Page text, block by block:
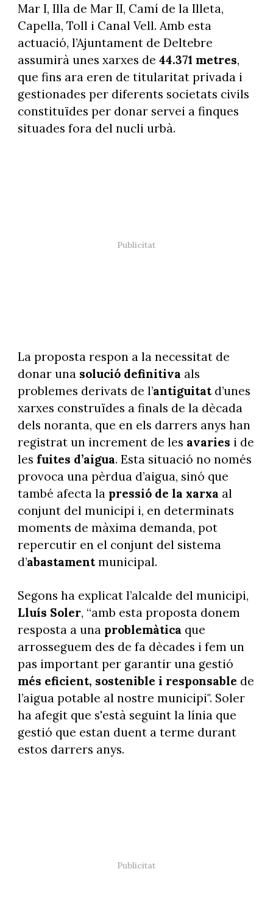
Mar I, Illa de Mar II, Camí de la Illeta,
Capella, Toll i Canal Vell. Amb esta
actuació, l’Ajuntament de Deltebre
assumirà unes xarxes de 44.371 metres,
que fins ara eren de titularitat privada i
gestionades per diferents societats civils
constituïdes per donar servei a finques
situades fora del nucli urbà.
La proposta respon a la necessitat de
donar una solució definitiva als
problemes derivats de l’antiguitat d’unes
xarxes construïdes a finals de la dècada
dels noranta, que en els darrers anys han
registrat un increment de les avaries i de
les fuites d’aigua. Esta situació no només
provoca una pèrdua d’aigua, sinó que
també afecta la pressió de la xarxa al
conjunt del municipi i, en determinats
moments de màxima demanda, pot
repercutir en el conjunt del sistema
d’abastamentmunicipal.
Segons ha explicat l’alcalde del municipi,
Lluís Soler, “amb esta proposta donem
resposta a una problemàtica que
arrosseguem des de fa dècades i fem un
pas important per garantir una gestió
més eficient, sostenible i responsable de
l’aigua potable al nostre municipi". Soler
ha afegit que s'està seguint la línia que
gestió que estan duent a terme durant
estos darrers anys.